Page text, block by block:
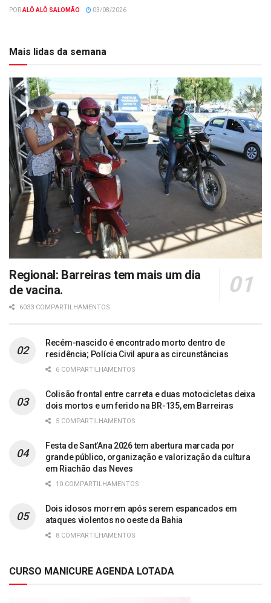
PORALÔ ALÔ SALOMÃO 03/08/2026
Mais lidas da semana
Regional: Barreiras tem mais um dia
de vacina.
6033 COMPARTILHAMENTOS
Recém-nascido é encontrado morto dentro de
residência; Polícia Civil apura as circunstâncias
6 COMPARTILHAMENTOS
Colisão frontal entre carreta e duas motocicletas deixa
dois mortos e um ferido na BR-135, em Barreiras
5 COMPARTILHAMENTOS
Festa de Sant’Ana 2026 tem abertura marcada por
grande público, organização e valorização da cultura
em Riachão das Neves
10 COMPARTILHAMENTOS
Dois idosos morrem após serem espancados em
ataques violentos no oeste da Bahia
8 COMPARTILHAMENTOS
CURSO MANICURE AGENDA LOTADA